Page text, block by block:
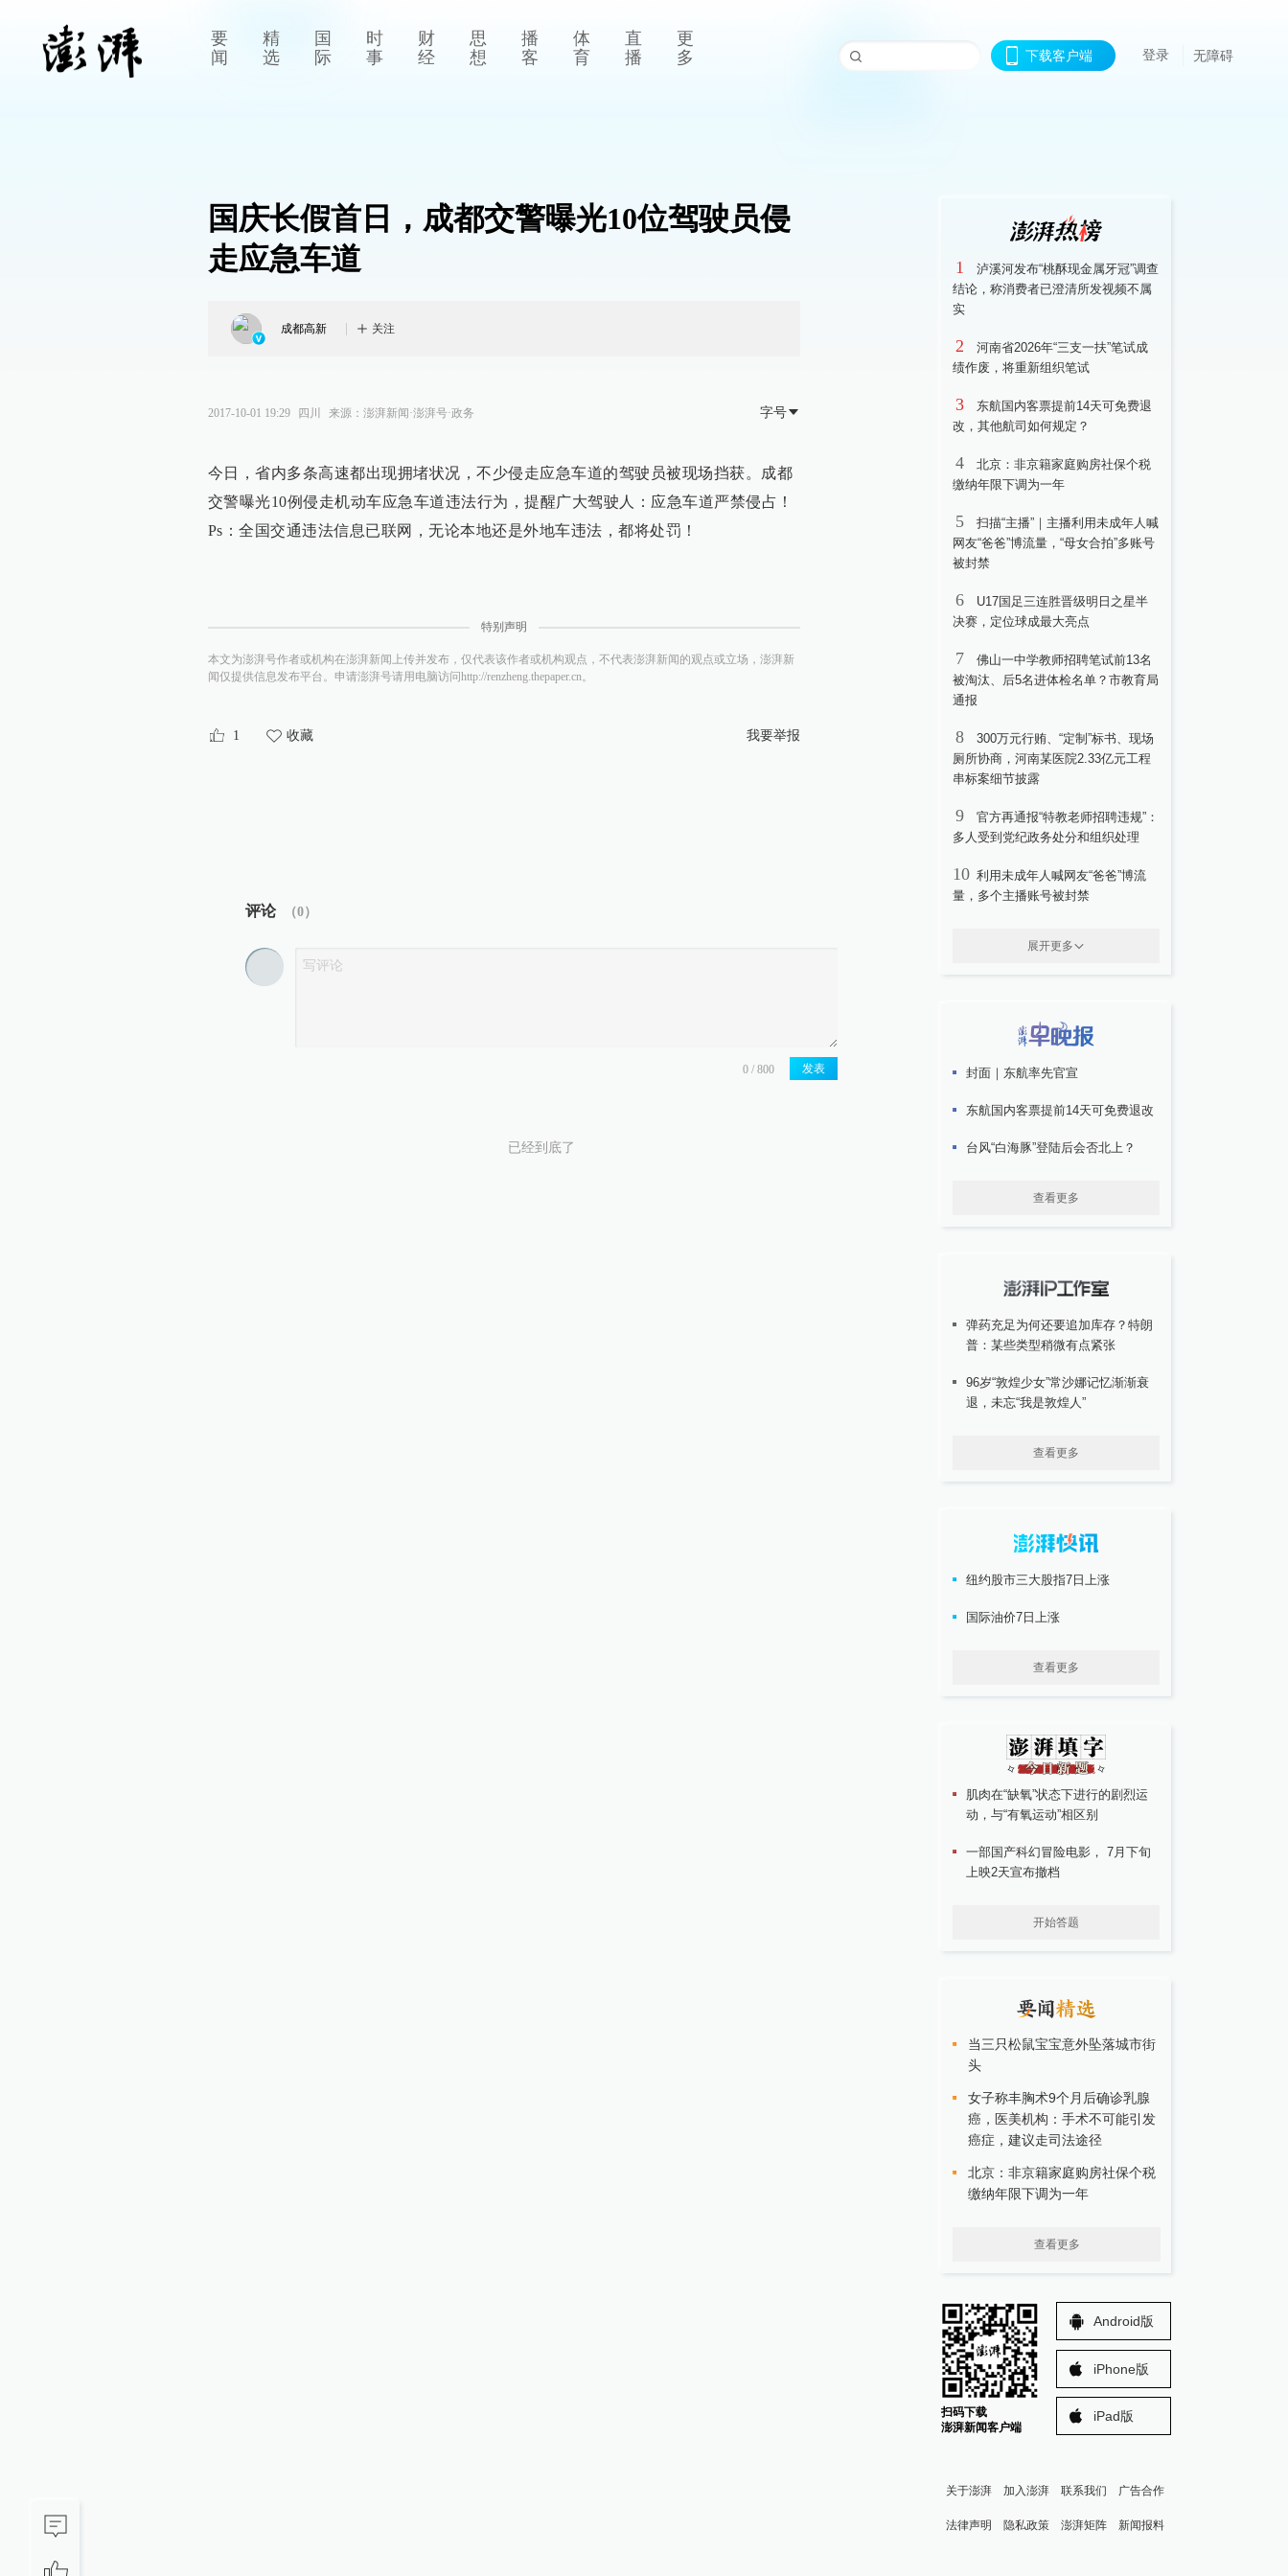
要
闻
精
选
国
际
时
事
财
经
思
想
播
客
体
育
直
播
更
多
下载客户端 登录 无障碍
国庆长假首日，成都交警曝光10位驾驶员侵
走应急车道
成都高新 关注
2017-10-01 19:29 四川 来源： 澎湃新闻·澎湃号·政务 字号
今日，省内多条高速都出现拥堵状况，不少侵走应急车道的驾驶员被现场挡获。成都
交警曝光10例侵走机动车应急车道违法行为，提醒广大驾驶人：应急车道严禁侵占！
Ps：全国交通违法信息已联网，无论本地还是外地车违法，都将处罚！
特别声明
本文为澎湃号作者或机构在澎湃新闻上传并发布，仅代表该作者或机构观点，不代表澎湃新闻的观点或立场，澎湃新
闻仅提供信息发布平台。申请澎湃号请用电脑访问http://renzheng.thepaper.cn。
1 收藏 我要举报
评论 （0）
发表
已经到底了
1
泸溪河发布“桃酥现金属牙冠”调查
结论，称消费者已澄清所发视频不属
实
2
河南省2026年“三支一扶”笔试成
绩作废，将重新组织笔试
3
东航国内客票提前14天可免费退
改，其他航司如何规定？
4
北京：非京籍家庭购房社保个税
缴纳年限下调为一年
5
扫描“主播”｜主播利用未成年人喊
网友“爸爸”博流量，“母女合拍”多账号
被封禁
6
U17国足三连胜晋级明日之星半
决赛，定位球成最大亮点
7
佛山一中学教师招聘笔试前13名
被淘汰、后5名进体检名单？市教育局
通报
8
300万元行贿、“定制”标书、现场
厕所协商，河南某医院2.33亿元工程
串标案细节披露
9
官方再通报“特教老师招聘违规”：
多人受到党纪政务处分和组织处理
10 利用未成年人喊网友“爸爸”博流
量，多个主播账号被封禁
展开更多
封面｜东航率先官宣
东航国内客票提前14天可免费退改
台风“白海豚”登陆后会否北上？
查看更多
弹药充足为何还要追加库存？特朗
普：某些类型稍微有点紧张
96岁“敦煌少女”常沙娜记忆渐渐衰
退，未忘“我是敦煌人”
查看更多
纽约股市三大股指7日上涨
国际油价7日上涨
查看更多
肌肉在“缺氧”状态下进行的剧烈运
动，与“有氧运动”相区别
一部国产科幻冒险电影， 7月下旬
上映2天宣布撤档
开始答题
当三只松鼠宝宝意外坠落城市街
头
女子称丰胸术9个月后确诊乳腺
癌，医美机构：手术不可能引发
癌症，建议走司法途径
北京：非京籍家庭购房社保个税
缴纳年限下调为一年
查看更多
扫码下载
澎湃新闻客户端
Android版
iPhone版
iPad版
关于澎湃 加入澎湃 联系我们 广告合作
法律声明 隐私政策 澎湃矩阵 新闻报料